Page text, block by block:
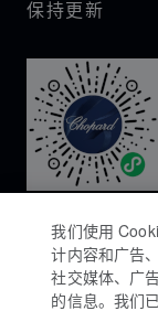
保持更新
我们使用
计内容和广告
社交媒体、广
的信息。我们